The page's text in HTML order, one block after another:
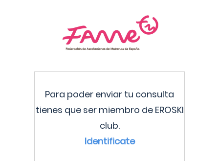
Para poder enviar tu consulta
tienes que ser miembro de EROSKI
club.
Identificate